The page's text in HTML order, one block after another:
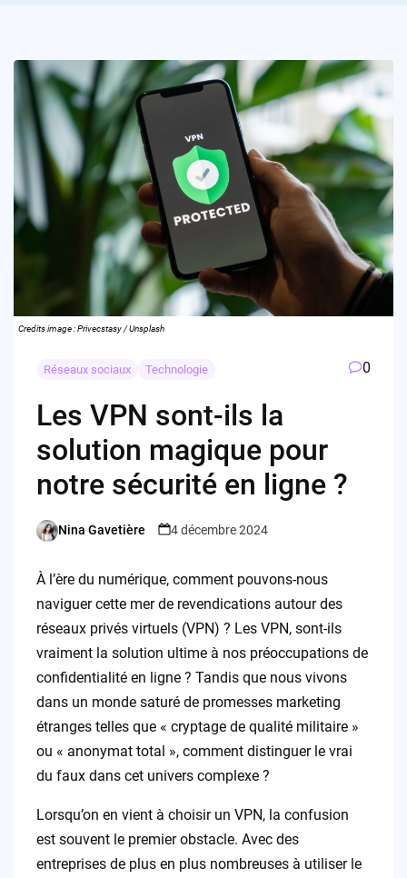
Credits image : Privecstasy / Unsplash
Réseaux sociaux Technologie 0
Les VPN sont-ils la
solution magique pour
notre sécurité en ligne ?
Posted
Nina Gavetière 4 décembre 2024
À l’ère du numérique, comment pouvons-nous
naviguer cette mer de revendications autour des
réseaux privés virtuels (VPN) ? Les VPN, sont-ils
vraiment la solution ultime à nos préoccupations de
confidentialité en ligne ? Tandis que nous vivons
dans un monde saturé de promesses marketing
étranges telles que « cryptage de qualité militaire »
ou « anonymat total », comment distinguer le vrai
du faux dans cet univers complexe ?
Lorsqu’on en vient à choisir un VPN, la confusion
est souvent le premier obstacle. Avec des
entreprises de plus en plus nombreuses à utiliser le